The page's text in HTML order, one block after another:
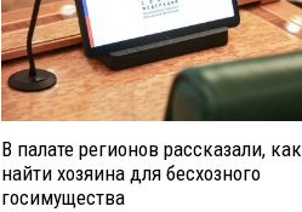
В палате регионов рассказали, как
найти хозяина для бесхозного
госимущества